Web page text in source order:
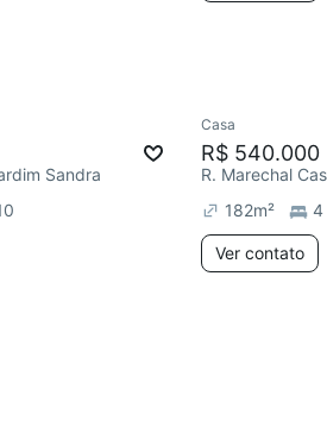
Sandra
Casa
R$ 540.000
182m² 4
Ver contato